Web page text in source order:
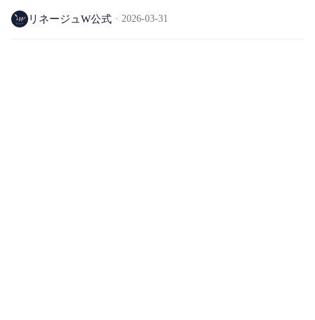
ー、アリア ワールド除外)
リネージュW公式 2026-03-31